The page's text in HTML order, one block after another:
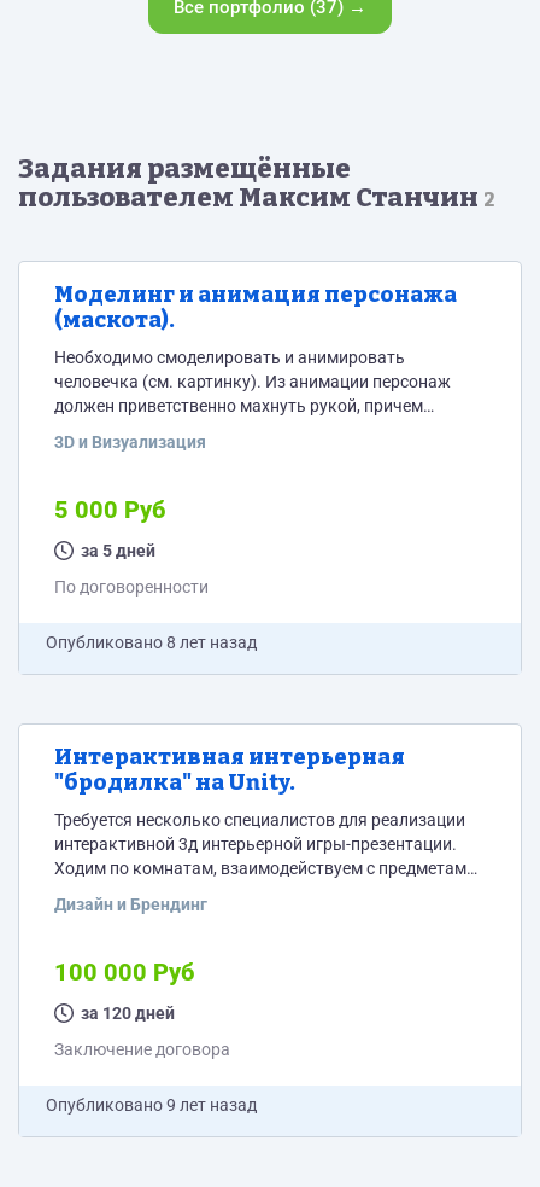
Все портфолио (37) →
Задания размещённые
пользователем Максим Станчин 2
Моделинг и анимация персонажа
(маскота).
Необходимо смоделировать и анимировать
человечка (см. картинку). Из анимации персонаж
должен приветственно махнуть рукой, причем
цикличного повтора. Сетку достаточно в low-poly,
рука). Отдельный вопрос как делать спецодежду -
либо текстурой, либо геометрией по mat id. Но это
обсудим. Длина секвенции 30-40 кадров. Важно!
3D и Визуализация
5 000 Руб
за 5 дней
По договоренности
Опубликовано8 лет назад
Интерактивная интерьерная
"бродилка" на Unity.
Требуется несколько специалистов для реализации
интерактивной 3д интерьерной игры-презентации.
Ходим по комнатам, взаимодействуем с предметами
человек). Концепт игры на стадии создания, других
Задачи - создание сцены в Unity (импорт моделей,
шейдинг, текстурирование, итп), программирование
взаимодействия объектов, реализация клиент-
Задачи - Разработка сценария, взаимодействия
Дизайн и Брендинг
100 000 Руб
за 120 дней
Заключение договора
Опубликовано9 лет назад